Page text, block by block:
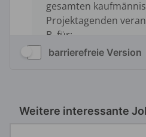
barrierefreie Version
Weitere interessante